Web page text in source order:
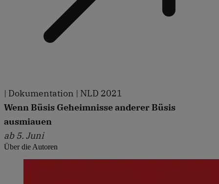
| Dokumentation | NLD 2021
Wenn Büsis Geheimnisse anderer Büsis
ausmiauen
ab 5. Juni
Über die Autoren